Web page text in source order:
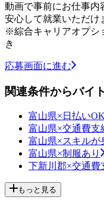
動画で事前にお仕事内
安心して就業いただけ
※綜合キャリアオプシ
き
応募画面に進む
関連条件からバイ
富山県×日払いOK
富山県×交通費支
富山県×スキルが
富山県×制服あり
下新川郡×交通費
もっと見る